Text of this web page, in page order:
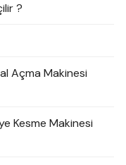
?
Açma Makinesi
Kesme Makinesi